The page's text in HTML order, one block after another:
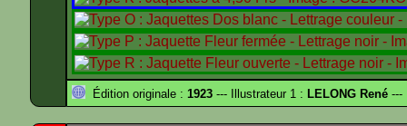
Édition originale : 1923 --- Illustrateur 1 : LELONG René ---